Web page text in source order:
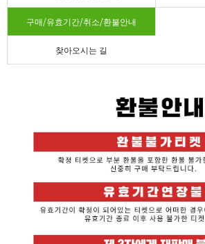
구매/유효기간/취소/환불안내
찾아오시는 길